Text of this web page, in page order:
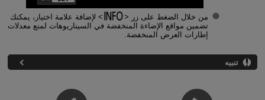
من خلال الضغط على زر
لإضافة علامة اختيار، يمكنك
تضمين مواقع الإضاءة المنخفضة في السيناريوهات لمنع معدلات
إطارات العرض المنخفضة.
تنبيه